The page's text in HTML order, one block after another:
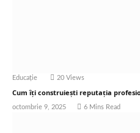
Educație 20 Views
Cum îți construiești reputația
octombrie 9, 2025 6 Mins Read